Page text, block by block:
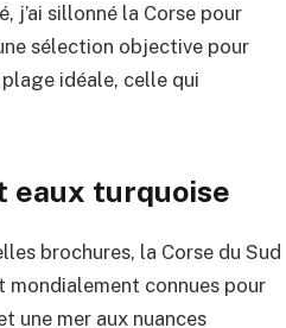
j’ai sillonné la Corse pour
sélection objective pour
plage idéale, celle qui
eaux turquoise
brochures, la Corse du Sud
mondialement connues pour
une mer aux nuances